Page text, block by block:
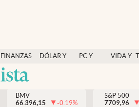
FINANZAS
Y
ECONOMÍA
DÓLAR Y
PC Y
VIDA Y
México
BMV
66.396,15
-0.19%
S&P 500
7709,96